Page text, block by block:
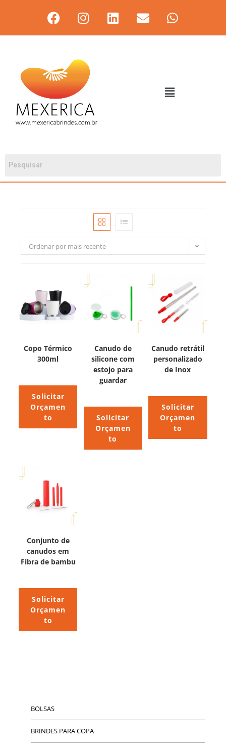
Ordenar por mais recente
Copo Térmico
300ml
Solicitar
Orçamen
to
Canudo de
silicone com
estojo para
guardar
Solicitar
Orçamen
to
Canudo retrátil
personalizado
de Inox
Solicitar
Orçamen
to
Conjunto de
canudos em
Fibra de bambu
Solicitar
Orçamen
to
BOLSAS
BRINDES PARA COPA